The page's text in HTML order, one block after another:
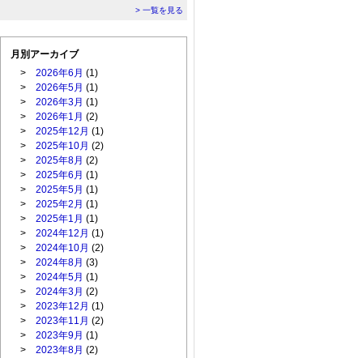
> 一覧を見る
月別アーカイブ
> 2026年6月 (1)
> 2026年5月 (1)
> 2026年3月 (1)
> 2026年1月 (2)
> 2025年12月 (1)
> 2025年10月 (2)
> 2025年8月 (2)
> 2025年6月 (1)
> 2025年5月 (1)
> 2025年2月 (1)
> 2025年1月 (1)
> 2024年12月 (1)
> 2024年10月 (2)
> 2024年8月 (3)
> 2024年5月 (1)
> 2024年3月 (2)
> 2023年12月 (1)
> 2023年11月 (2)
> 2023年9月 (1)
> 2023年8月 (2)